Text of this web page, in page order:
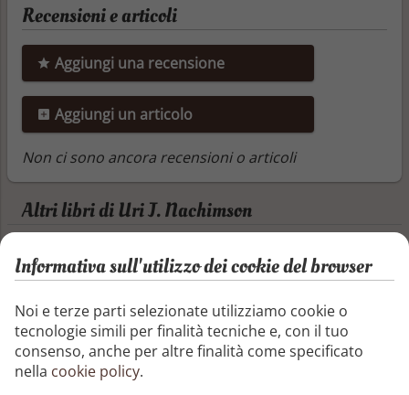
Recensioni e articoli
Aggiungi una recensione
Aggiungi un articolo
Non ci sono ancora recensioni o articoli
Altri libri di Uri J. Nachimson
La Ragazza di Haukaloolloo [Italian edition]
ma anche in un potere superiore, che la
proteggeva. Da una ragazza orfana che
trova la sua strada in un mondo crudele
all'inizio del XIX secolo nella Polonia
Informativa sull'utilizzo dei cookie del browser
Noi e terze parti selezionate utilizziamo cookie o
tecnologie simili per finalità tecniche e, con il tuo
consenso, anche per altre finalità come specificato
nella cookie policy.